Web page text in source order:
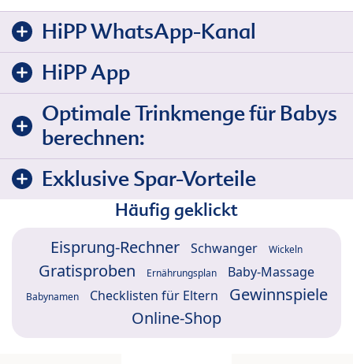
HiPP WhatsApp-Kanal
HiPP App
Optimale Trinkmenge für Babys
berechnen:
Exklusive Spar-Vorteile
Häufig geklickt
Eisprung-Rechner Schwanger Wickeln
Gratisproben Ernährungsplan Baby-Massage
Babynamen Checklisten für Eltern
Gewinnspiele
Online-Shop